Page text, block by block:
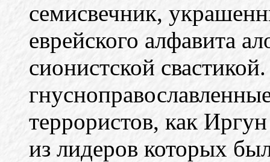
семисвечник,
еврейского алфавита
сионистской
террористов, как
из лидеров которых